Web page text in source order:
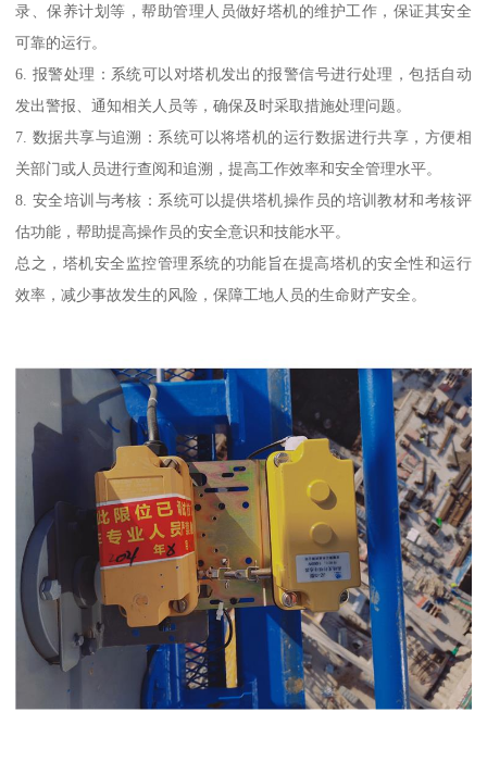
录、保养计划等，帮助管理人员做好塔机的维护工作，保证其安全
可靠的运行。
6. 报警处理：系统可以对塔机发出的报警信号进行处理，包括自动
发出警报、通知相关人员等，确保及时采取措施处理问题。
7. 数据共享与追溯：系统可以将塔机的运行数据进行共享，方便相
关部门或人员进行查阅和追溯，提高工作效率和安全管理水平。
8. 安全培训与考核：系统可以提供塔机操作员的培训教材和考核评
估功能，帮助提高操作员的安全意识和技能水平。
总之，塔机安全监控管理系统的功能旨在提高塔机的安全性和运行
效率，减少事故发生的风险，保障工地人员的生命财产安全。